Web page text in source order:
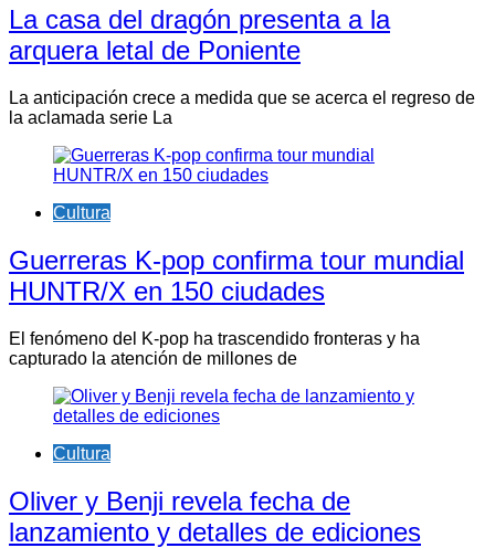
La casa del dragón presenta a la
arquera letal de Poniente
La anticipación crece a medida que se acerca el regreso de
la aclamada serie La
Cultura
Guerreras K-pop confirma tour mundial
HUNTR/X en 150 ciudades
El fenómeno del K-pop ha trascendido fronteras y ha
capturado la atención de millones de
Cultura
Oliver y Benji revela fecha de
lanzamiento y detalles de ediciones